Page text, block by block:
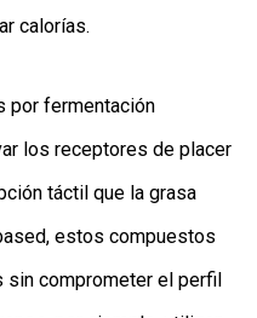
calorías.
por fermentación
los receptores de placer
táctil que la grasa
estos compuestos
sin comprometer el perfil